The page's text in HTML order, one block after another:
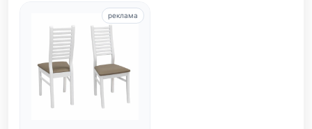
реклама